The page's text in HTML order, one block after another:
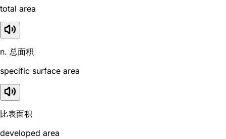
total area
n. 总面积
specific surface area
比表面积
developed area